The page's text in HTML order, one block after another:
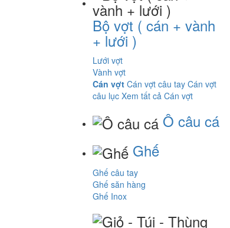
Bộ vợt ( cán + vành
+ lưới )
Lưới vợt
Vành vợt
Cán vợt Cán vợt câu tay Cán vợt
câu lục Xem tất cả Cán vợt
Ô câu cá
Ghế
Ghế câu tay
Ghế săn hàng
Ghế Inox